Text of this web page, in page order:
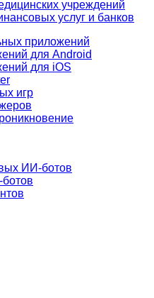
учреждений
услуг и банков
приложений
для Android
для iOS
игр
ИИ-ботов